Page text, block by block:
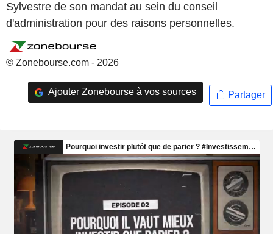
Sylvestre de son mandat au sein du conseil
d'administration pour des raisons personnelles.
© Zonebourse.com - 2026
Ajouter Zonebourse à vos sources Partager